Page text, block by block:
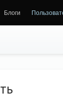
Блоги